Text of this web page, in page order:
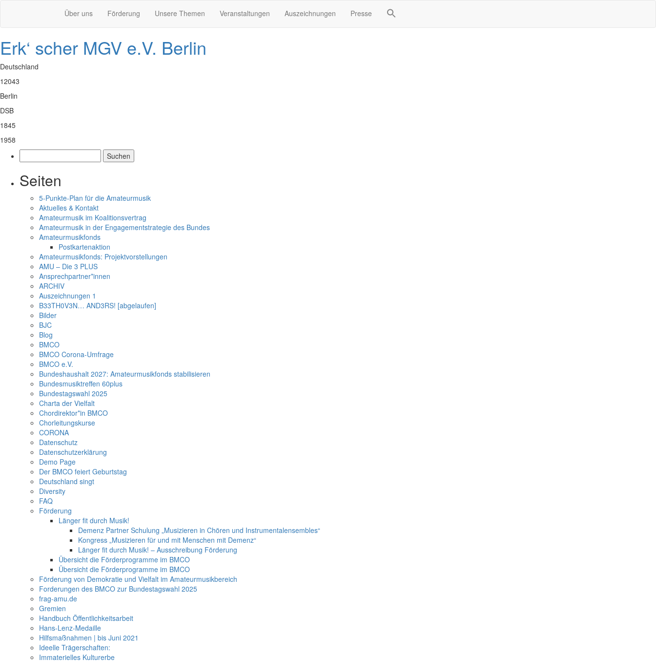
Über uns Förderung Unsere Themen Veranstaltungen Auszeichnungen Presse
Erk‘ scher MGV e.V. Berlin
Deutschland
12043
Berlin
DSB
1845
1958
nach:
Seiten
5-Punkte-Plan für die Amateurmusik
Aktuelles & Kontakt
Amateurmusik im Koalitionsvertrag
Amateurmusik in der Engagementstrategie des Bundes
Amateurmusikfonds
Postkartenaktion
Amateurmusikfonds: Projektvorstellungen
AMU – Die 3 PLUS
Ansprechpartner*innen
ARCHIV
Auszeichnungen 1
B33TH0V3N… AND3RS! [abgelaufen]
Bilder
BJC
Blog
BMCO
BMCO Corona-Umfrage
BMCO e.V.
Bundeshaushalt 2027: Amateurmusikfonds stabilisieren
Bundesmusiktreffen 60plus
Bundestagswahl 2025
Charta der Vielfalt
Chordirektor*in BMCO
Chorleitungskurse
CORONA
Datenschutz
Datenschutzerklärung
Demo Page
Der BMCO feiert Geburtstag
Deutschland singt
Diversity
FAQ
Förderung
Länger fit durch Musik!
Demenz Partner Schulung „Musizieren in Chören und Instrumentalensembles“
Kongress „Musizieren für und mit Menschen mit Demenz“
Länger fit durch Musik! – Ausschreibung Förderung
Übersicht die Förderprogramme im BMCO
Übersicht die Förderprogramme im BMCO
Förderung von Demokratie und Vielfalt im Amateurmusikbereich
Forderungen des BMCO zur Bundestagswahl 2025
frag-amu.de
Gremien
Handbuch Öffentlichkeitsarbeit
Hans-Lenz-Medaille
Hilfsmaßnahmen | bis Juni 2021
Ideelle Trägerschaften:
Immaterielles Kulturerbe